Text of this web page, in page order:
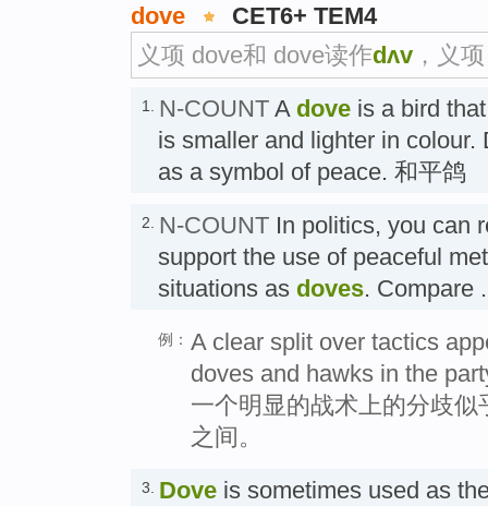
dove
CET6+ TEM4
义项 dove和 dove读作dʌv ，义
1. N-COUNT A dove is a bird
is smaller and lighter in colour.
as a symbol of peace. 和平鸽
2. N-COUNT In politics, you can
support the use of peaceful
situations as doves. Compare
例： A clear split over tactics
doves and hawks in the
一个明显的战术上的分歧
之间。
3. Dove is sometimes used as